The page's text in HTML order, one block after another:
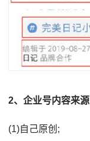
2、企业号内容来源
(1)自己原创;